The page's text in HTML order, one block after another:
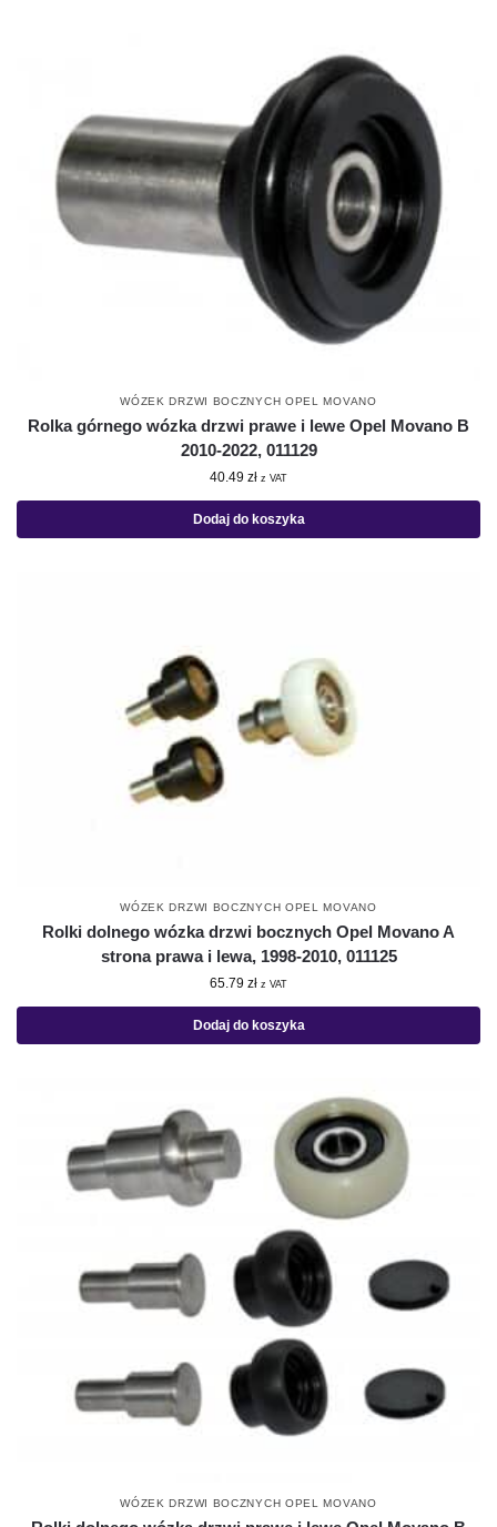
WÓZEK DRZWI BOCZNYCH OPEL MOVANO
Rolka górnego wózka drzwi prawe i lewe Opel Movano B
2010-2022, 011129
40.49 zł z VAT
Dodaj do koszyka
WÓZEK DRZWI BOCZNYCH OPEL MOVANO
Rolki dolnego wózka drzwi bocznych Opel Movano A
strona prawa i lewa, 1998-2010, 011125
65.79 zł z VAT
Dodaj do koszyka
WÓZEK DRZWI BOCZNYCH OPEL MOVANO